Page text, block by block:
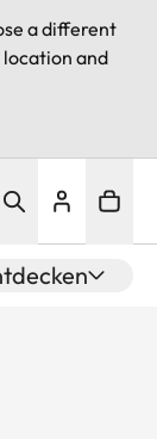
a different
and